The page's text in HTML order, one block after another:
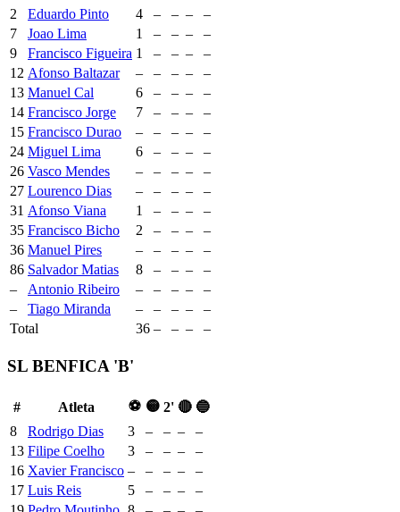
2
Eduardo Pinto 4 – – –
–
7
Joao Lima 1 – – –
–
9
Francisco Figueira 1 – – –
–
12 Afonso Baltazar – – – –
–
13 Manuel Cal 6 – – –
–
14 Francisco Jorge 7 – – –
–
15 Francisco Durao – – – –
–
24 Miguel Lima 6 – – –
–
26 Vasco Mendes – – – –
–
27 Lourenco Dias – – – –
–
31 Afonso Viana 1 – – –
–
35 Francisco Bicho 2 – – –
–
36 Manuel Pires – – – –
–
86 Salvador Matias 8 – – –
–
–
Antonio Ribeiro – – – –
–
–
Tiago Miranda – – – –
–
Total
36 – – – –
SL BENFICA 'B'
# Atleta ⚽ 🟡 2' 🔴 🔵
8
Rodrigo Dias 3 – – –
–
13 Filipe Coelho 3 – – –
–
16 Xavier Francisco – – – –
–
17 Luis Reis 5 – – –
–